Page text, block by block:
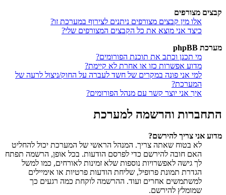
קבצים מצורפים
אלו מין קבצים מצורפים ניתנים לצירוף במערכת זו?
כיצד אני מוצא את כל הקבצים המצורפים שלי?
מערכת phpBB
מי תכנן וכתב את תוכנת הפורומים?
מדוע אפשרות כזו או אחרת לא קיימת?
למי אני פונה במקרים של חשד לעברה על החוק/ניצול לרעה של
המערכת?
איך אני יוצר קשר עם מנהל הפורומים?
התחברות והרשמה למערכת
מדוע אני צריך להירשם?
לא בטוח שאתה צריך. המנהל הראשי של המערכת יכול להחליט
האם חובה להירשם כדי לפרסם הודעות. בכל אופן, הרשמה תפתח
לך גישה לאפשרויות נוספות שלא זמינות לאורחים, כמו למשל
הגדרת תמונת פרופיל, שליחת הודעות פרטיות או אימיילים
למשתמשים אחרים ועוד. ההרשמה לוקחת כמה רגעים כך
שמומלץ להירשם.